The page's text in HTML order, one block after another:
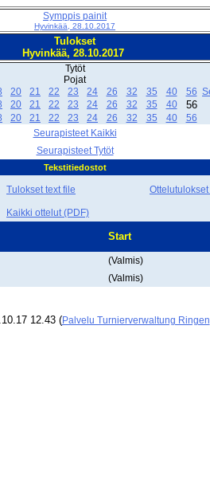
Symppis painit
Hyvinkää, 28.10.2017
Tulokset
Hyvinkää, 28.10.2017
Tytöt
Pojat
20 21 22 23 24 26 32 35 40 56
20 21 22 23 24 26 32 35 40 56
20 21 22 23 24 26 32 35 40
56
Seurapisteet Kaikki
Seurapisteet Tytöt
Tekstitiedostot
Tulokset text file
Kaikki ottelut (PDF)
Start
(Valmis)
(Valmis)
12.43 (Palvelu Turnierverwaltung Ringen